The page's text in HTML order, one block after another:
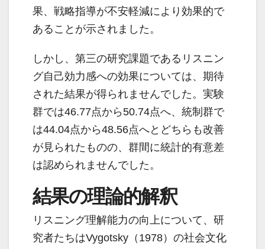
果、戦略指導が不安軽減により効果的で
あることが示されました。
しかし、第三の研究課題であるリスニン
グ自己効力感への効果については、期待
された結果が得られませんでした。実験
群では46.77点から50.74点へ、統制群で
は44.04点から48.56点へとどちらも改善
が見られたものの、群間に統計的有意差
は認められませんでした。
結果の理論的解釈
リスニング理解能力の向上について、研
究者たちはVygotsky（1978）の社会文化